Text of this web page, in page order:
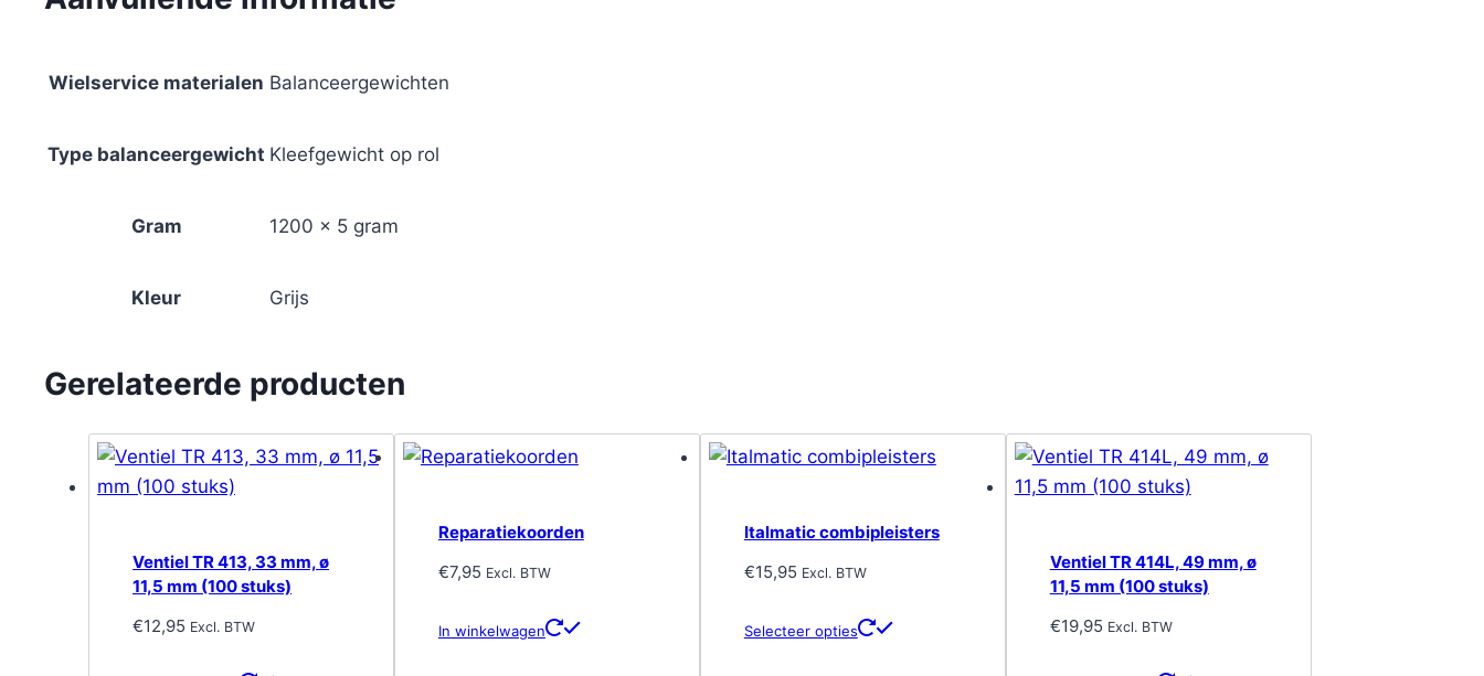
Wielservice materialen Balanceergewichten
Type balanceergewicht Kleefgewicht op rol
Gram 1200 x 5 gram
Kleur Grijs
Gerelateerde producten
Ventiel TR 413, 33 mm, ø
11,5 mm (100 stuks)
€12,95 Excl. BTW
Reparatiekoorden
€7,95 Excl. BTW
In winkelwagen
Italmatic combipleisters
€15,95 Excl. BTW
Selecteer opties
Dit
Ventiel TR 414L, 49 mm, ø
11,5 mm (100 stuks)
€19,95 Excl. BTW